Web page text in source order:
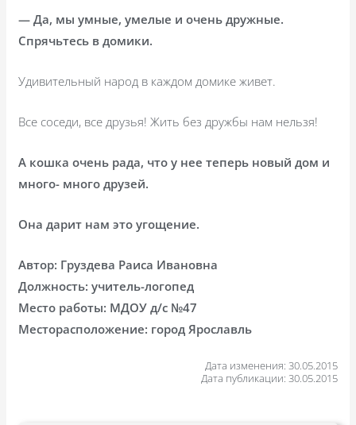
— Да, мы умные, умелые и очень дружные.
Спрячьтесь в домики.
Удивительный народ в каждом домике живет.
Все соседи, все друзья! Жить без дружбы нам нельзя!
А кошка очень рада, что у нее теперь новый дом и
много- много друзей.
Она дарит нам это угощение.
Автор: Груздева Раиса Ивановна
Должность: учитель-логопед
Место работы: МДОУ д/с №47
Месторасположение: город Ярославль
Дата изменения: 30.05.2015
Дата публикации: 30.05.2015